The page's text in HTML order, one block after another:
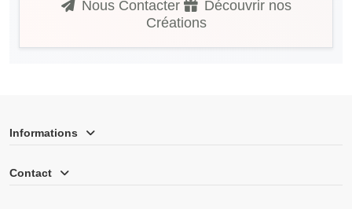
Nous Contacter
Découvrir nos
Créations
Informations
Contact